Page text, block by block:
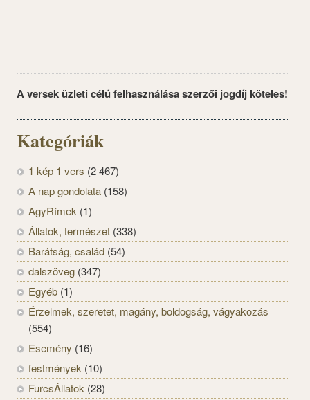
A versek üzleti célú felhasználása szerzői jogdíj köteles!
Kategóriák
1 kép 1 vers (2 467)
A nap gondolata (158)
AgyRímek (1)
Állatok, természet (338)
Barátság, család (54)
dalszöveg (347)
Egyéb (1)
Érzelmek, szeretet, magány, boldogság, vágyakozás
(554)
Esemény (16)
festmények (10)
FurcsÁllatok (28)